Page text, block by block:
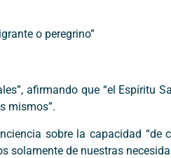
o peregrino”
afirmando que “el Espíritu
mismos”.
sobre la capacidad “de
solamente de nuestras